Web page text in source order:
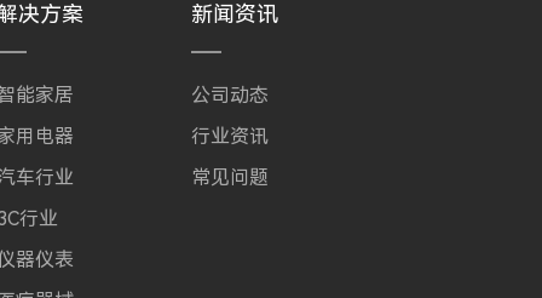
决方案
能家居
用电器
车行业
行业
器仪表
新闻资讯
公司动态
行业资讯
常见问题